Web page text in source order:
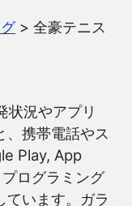
> 全豪テニス
状況やアプリ
、携帯電話やス
Play, App
ログラミング
ています。ガラ